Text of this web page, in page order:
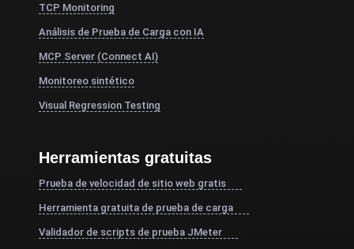
TCP Monitoring
Análisis de Prueba de Carga con IA
MCP Server (Connect AI)
Monitoreo sintético
Visual Regression Testing
Herramientas gratuitas
Prueba de velocidad de sitio web gratis
Herramienta gratuita de prueba de carga
Validador de scripts de prueba JMeter